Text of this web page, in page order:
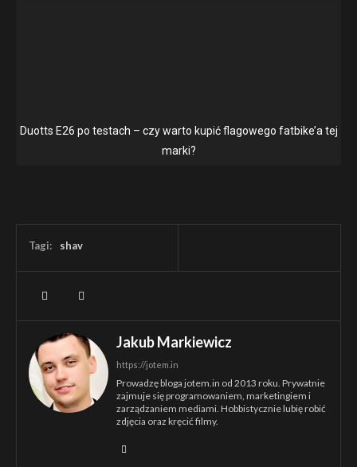
Duotts E26 po testach – czy warto kupić flagowego fatbike’a tej
marki?
Tagi: shav
Jakub Markiewicz
https://jotem.in
Prowadzę bloga jotem.in od 2013 roku. Prywatnie
zajmuje się programowaniem, marketingiem i
zarządzaniem mediami. Hobbistycznie lubię robić
zdjęcia oraz kręcić filmy.